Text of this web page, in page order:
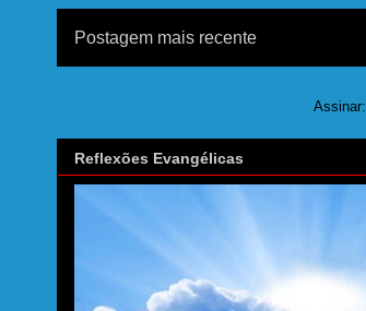
Postagem mais recente
Assinar:
Reflexões Evangélicas